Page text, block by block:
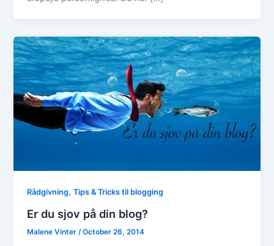
Rådgivning,Tips & Tricks til blogging
Er du sjov på din blog?
Malene Vinter/October 26, 2014